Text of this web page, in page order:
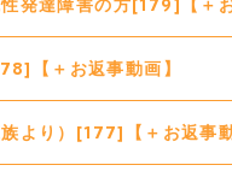
発達障害の方[179]【＋お
【＋お返事動画】
より）[177]【＋お返事動